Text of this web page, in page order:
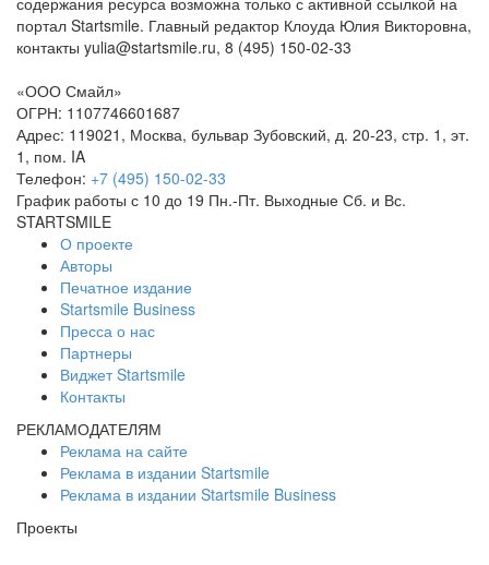
портал Startsmile. Главный редактор Клоуда Юлия Викторовна,
контакты yulia@startsmile.ru, 8 (495) 150-02-33
«ООО Смайл»
ОГРН: 1107746601687
Адрес: 119021 , Москва, бульвар Зубовский, д. 20-23, стр. 1, эт.
1, пом. IA
Телефон: +7 (495) 150-02-33
График работы с 10 до 19 Пн.-Пт. Выходные Сб. и Вс.
STARTSMILE
О проекте
Авторы
Печатное издание
Startsmile Business
Пресса о нас
Партнеры
Виджет Startsmile
Контакты
РЕКЛАМОДАТЕЛЯМ
Реклама на сайте
Реклама в издании Startsmile
Реклама в издании Startsmile Business
Проекты